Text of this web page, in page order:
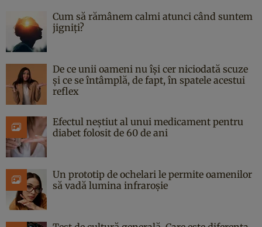
Cum să rămânem calmi atunci când suntem
jigniți?
De ce unii oameni nu își cer niciodată scuze
și ce se întâmplă, de fapt, în spatele acestui
reflex
Efectul neștiut al unui medicament pentru
diabet folosit de 60 de ani
Un prototip de ochelari le permite oamenilor
să vadă lumina infraroșie